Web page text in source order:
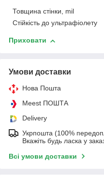
Товщина стінки, mil
Стійкість до ультрафіолету
Приховати
Умови доставки
Нова Пошта
Meest ПОШТА
Delivery
Укрпошта (100%
Вкажіть будь ласка у
Всі умови доставки